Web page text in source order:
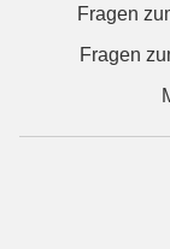
Fragen
Fragen